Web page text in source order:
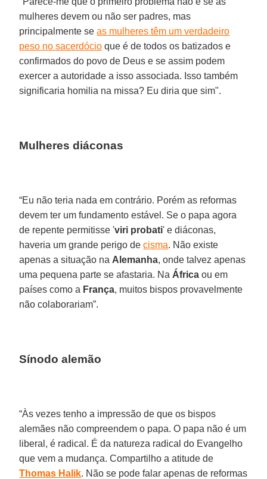
mulheres devem ou não ser padres, mas
principalmente seas mulheres têm um verdadeiro
peso no sacerdócio que é de todos os batizados e
confirmados do povo de Deus e se assim podem
exercer a autoridade a isso associada. Isso também
significaria homilia na missa? Eu diria que sim".
Mulheres diáconas
“Eu não teria nada em contrário. Porém as reformas
devem ter um fundamento estável. Se o papa agora
de repente permitisse 'viri probati' e diáconas,
haveria um grande perigo decisma. Não existe
apenas a situação na Alemanha, onde talvez apenas
uma pequena parte se afastaria. Na África ou em
países como a França, muitos bispos provavelmente
não colaborariam”.
Sínodo alemão
“Às vezes tenho a impressão de que os bispos
alemães não compreendem o papa. O papa não é um
liberal, é radical. É da natureza radical do Evangelho
que vem a mudança. Compartilho a atitude de
Thomas Halik. Não se pode falar apenas de reformas